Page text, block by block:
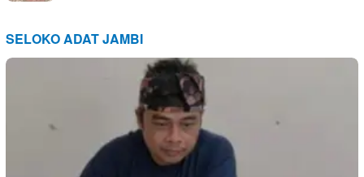
SELOKO ADAT JAMBI